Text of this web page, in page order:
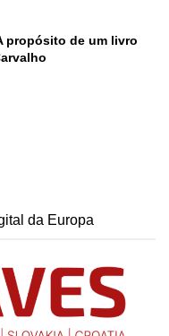
propósito de um livro
da Europa